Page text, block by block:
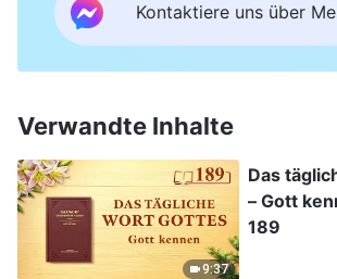
Kontaktiere uns über
Verwandte Inhalte
9:37
Das
– Gott
189